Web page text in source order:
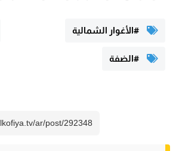
#الأغوار الشمالية
#الضفة